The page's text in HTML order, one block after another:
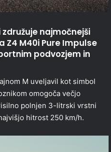
najmočnejši
M40i Pure Impulse
podvozjem in
M uveljavil kot simbol
omogoča večjo
polnjen 3-litrski vrstni
hitrost 250 km/h.